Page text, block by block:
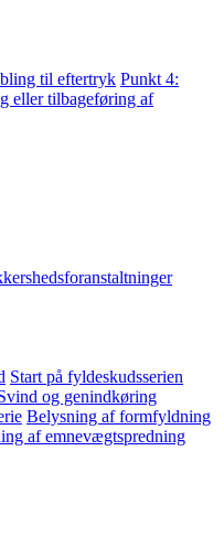
til eftertryk Punkt 4:
eller tilbageføring af
Start på fyldeskudsserien
og genindkøring
Belysning af formfyldning
af emnevægtspredning